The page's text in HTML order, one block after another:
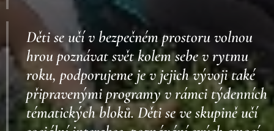
Děti se učí v bezpečném prostoru volnou
hrou poznávat svět kolem sebe v rytmu
roku, podporujeme je v jejich vývoji také
připravenými programy v rámci týdenních
tématických bloků. Děti se ve skupině učí